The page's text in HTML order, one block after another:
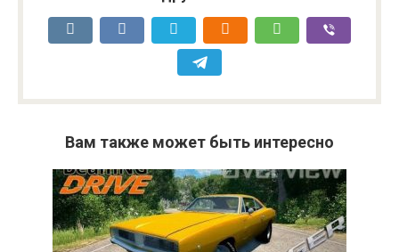
Вам также может быть интересно